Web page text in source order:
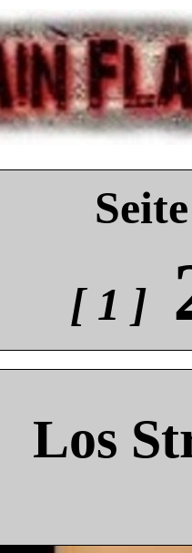
[ 1 ]
Los